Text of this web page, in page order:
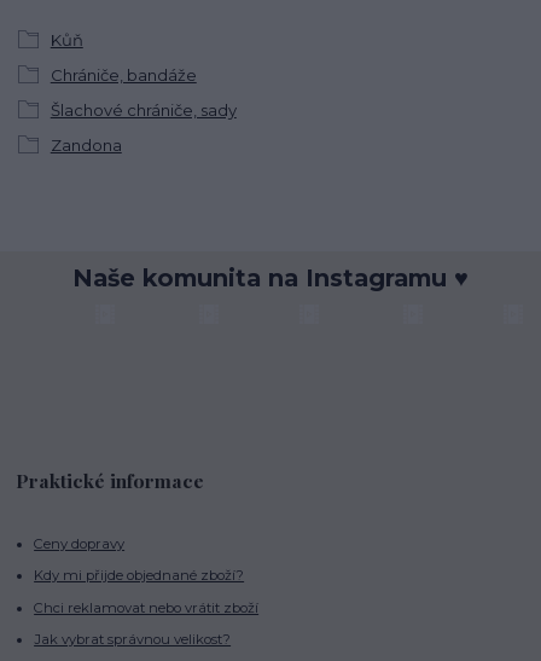
Kůň
Chrániče, bandáže
Šlachové chrániče, sady
Zandona
Naše komunita na Instagramu ♥
Praktické informace
Ceny dopravy
Kdy mi přijde objednané zboží?
Chci reklamovat nebo vrátit zboží
Jak vybrat správnou velikost?